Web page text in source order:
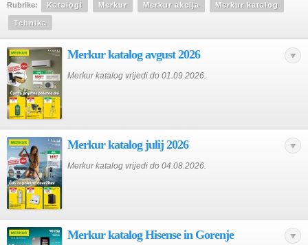
Rubrike: Katalogi Merkur Merkur akcija Merkur katalog
Tehnika
Merkur katalog avgust 2026
Merkur katalog vrijedi do 01.09.2026.
Merkur katalog julij 2026
Merkur katalog vrijedi do 04.08.2026.
Merkur katalog Hisense in Gorenje